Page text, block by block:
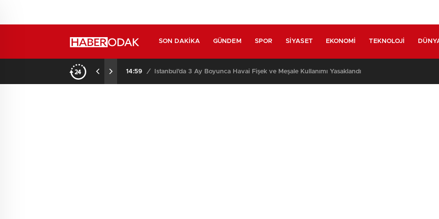
SON DAKIKA GÜNDEM SPOR SIYASET EKONOMI TEKNOLOJI
14:59 / İstanbul’da 3 Ay Boyunca Havai Fişek ve Meşale Kullanımı Yasaklandı